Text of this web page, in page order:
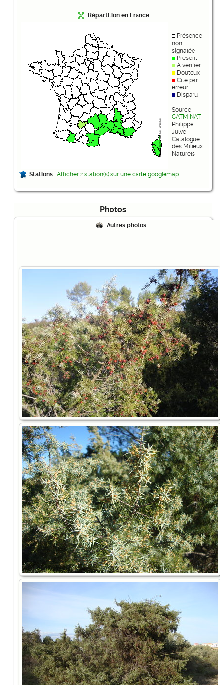
Répartition en France
Présence
non
signalée
Présent
À vérifier
Douteux
Cité par
erreur
Disparu
Source :
CATMINAT
Philippe
Julve
Catalogue
des Milieux
Naturels
Stations : Afficher 2 station(s) sur une carte googlemap
Photos
Autres photos